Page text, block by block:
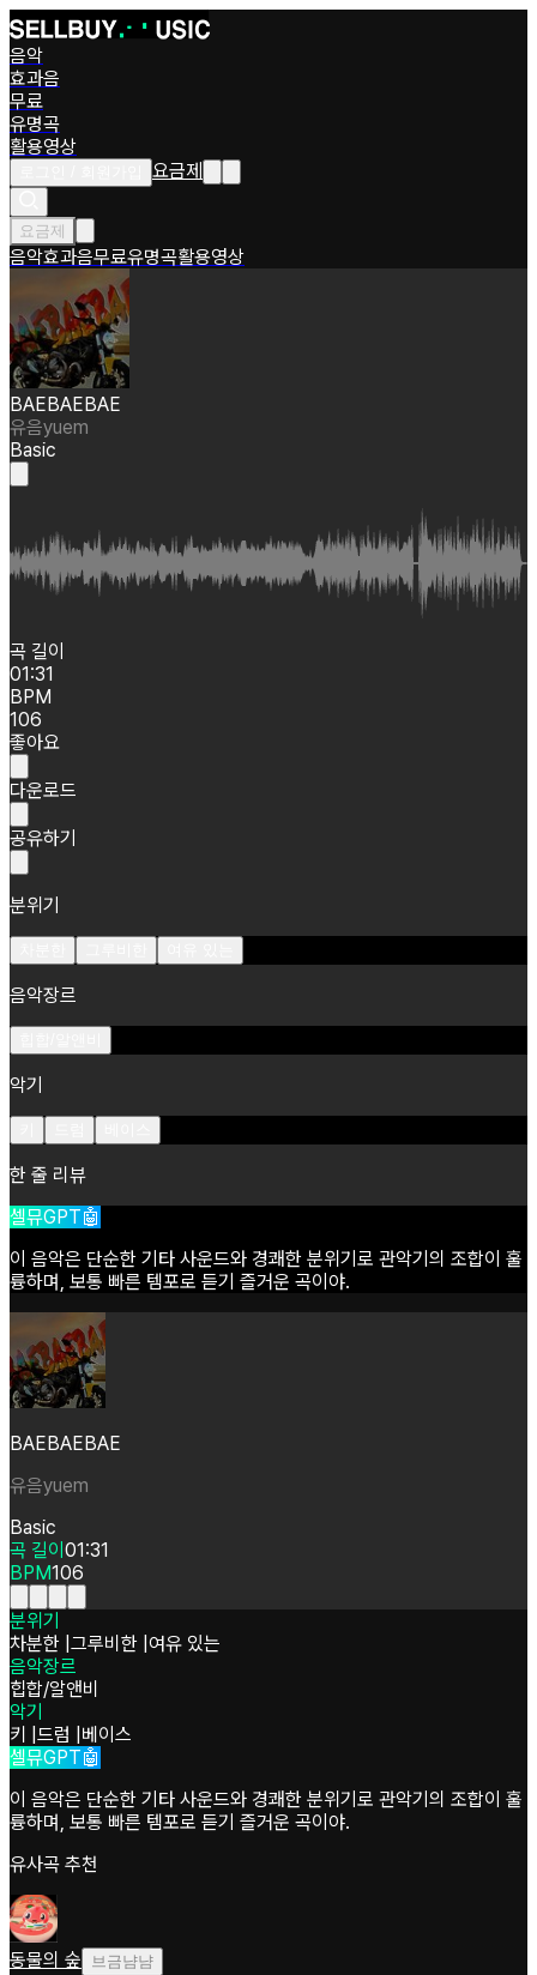
음악
효과음
무료
유명곡
활용영상
요금제
요금제
음악효과음무료유명곡활용영상
BAEBAEBAE
유음yuem
Basic
곡 길이
01:31
BPM
106
좋아요
다운로드
공유하기
분위기
음악장르
악기
한 줄 리뷰
셀뮤GPT🤖
이 음악은 단순한 기타 사운드와 경쾌한 분위기로 관악기의 조합이 훌
륭하며, 보통 빠른 템포로 듣기 즐거운 곡이야.
BAEBAEBAE
유음yuem
Basic
곡 길이 01:31
BPM106
분위기
차분한 그루비한 여유 있는
음악장르
힙합/알앤비
악기
키 드럼
베이스
셀뮤GPT🤖
이 음악은 단순한 기타 사운드와 경쾌한 분위기로 관악기의 조합이 훌
륭하며, 보통 빠른 템포로 듣기 즐거운 곡이야.
유사곡 추천
동물의 숲 브금냠냠